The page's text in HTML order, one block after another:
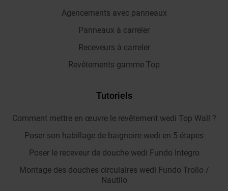
Agencements avec panneaux
Panneaux à carreler
Receveurs à carreler
Revêtements gamme Top
Tutoriels
Comment mettre en œuvre le revêtement wedi Top Wall ?
Poser son habillage de baignoire wedi en 5 étapes
Poser le receveur de douche wedi Fundo Integro
Montage des douches circulaires wedi Fundo Trollo /
Nautilo